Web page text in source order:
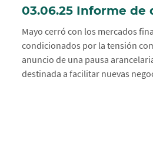
03.06.25 Informe de
Mayo cerró con los mercados
condicionados por la tensión
anuncio de una pausa
destinada a facilitar nuevas